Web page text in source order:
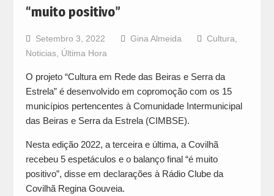
“muito positivo”
Setembro 3, 2022 Gina Almeida Cultura
Noticias, Última Hora
O projeto “Cultura em Rede das Beiras e Serra da
Estrela” é desenvolvido em copromoção com os 15
municípios pertencentes à Comunidade Intermunicipal
das Beiras e Serra da Estrela (CIMBSE).
Nesta edição 2022, a terceira e última, a Covilhã
recebeu 5 espetáculos e o balanço final “é muito
positivo”, disse em declarações à Rádio Clube da
Covilhã Regina Gouveia.